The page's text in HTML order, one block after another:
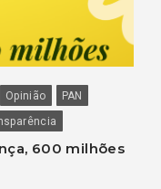
Opinião
PAN
600 milhões